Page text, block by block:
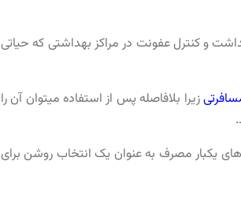
و کنترل عفونت در مراکز بهداشتی که حیاتی
زیرا بلافاصله پس از استفاده میتوان آن را
یکبار مصرف به عنوان یک انتخاب روشن برای